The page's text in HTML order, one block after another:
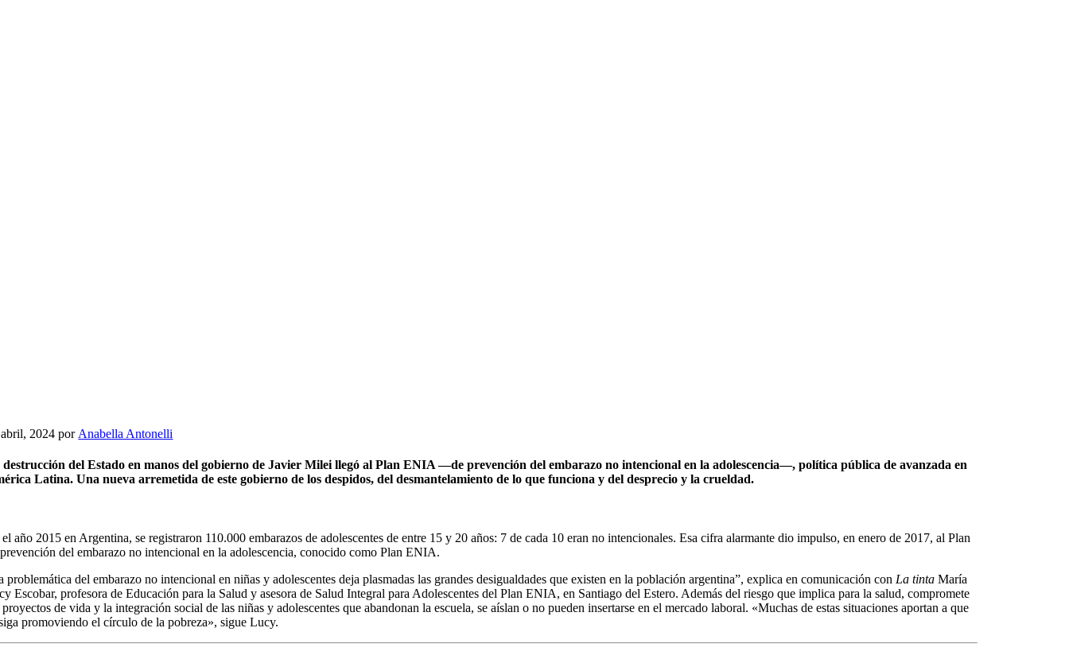
2024 por Anabella Antonelli
del Estado en manos del gobierno de Javier Milei llegó al Plan ENIA ―de prevención del embarazo no intencional en la adolescencia―, política pública de avanzada en
Latina. Una nueva arremetida de este gobierno de los despidos, del desmantelamiento de lo que funciona y del desprecio y la crueldad.
año 2015 en Argentina, se registraron 110.000 embarazos de adolescentes de entre 15 y 20 años: 7 de cada 10 eran no intencionales. Esa cifra alarmante dio impulso, en enero de 2017, al Plan
del embarazo no intencional en la adolescencia, conocido como Plan ENIA.
problemática del embarazo no intencional en niñas y adolescentes deja plasmadas las grandes desigualdades que existen en la población argentina”, explica en comunicación con La tinta María
Escobar, profesora de Educación para la Salud y asesora de Salud Integral para Adolescentes del Plan ENIA, en Santiago del Estero. Además del riesgo que implica para la salud, compromete
proyectos de vida y la integración social de las niñas y adolescentes que abandonan la escuela, se aíslan o no pueden insertarse en el mercado laboral. «Muchas de estas situaciones aportan a que
promoviendo el círculo de la pobreza», sigue Lucy.